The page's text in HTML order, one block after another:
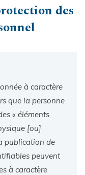
des
à caractère
que la personne
« éléments
[ou]
publication de
peuvent
à caractère